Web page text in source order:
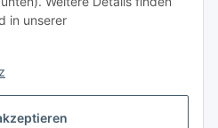
in unserer